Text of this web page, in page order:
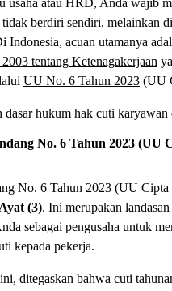
berdiri sendiri, melainkan
Indonesia, acuan utamanya
tentang Ketenagakerjaan
UU No. 6 Tahun 2023 (UU
dasar hukum hak cuti karyawan
No. 6 Tahun 2023 (UU
No. 6 Tahun 2023 (UU
(3). Ini merupakan
sebagai pengusaha untuk
kepada pekerja.
ditegaskan bahwa cuti